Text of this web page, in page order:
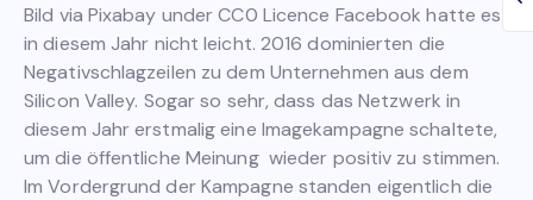
Bild via Pixabay under CC0 Licence Facebook hatte es
in diesem Jahr nicht leicht. 2016 dominierten die
Negativschlagzeilen zu dem Unternehmen aus dem
Silicon Valley. Sogar so sehr, dass das Netzwerk in
diesem Jahr erstmalig eine Imagekampagne schaltete,
um die öffentliche Meinung wieder positiv zu stimmen.
Im Vordergrund der Kampagne standen eigentlich die